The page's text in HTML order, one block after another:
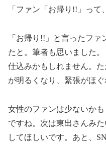
「ファン「お帰り!!」って
「お帰り!!」と言ったフ
たと。筆者も思いました
仕込みかもしれません。
が明るくなり、緊張がほ
女性のファンは少ないか
ですね。次は東出さんみ
してほしいです。あと、